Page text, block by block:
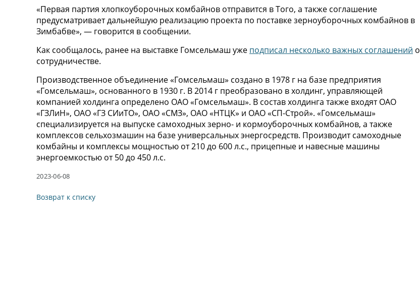
«Первая партия хлопкоуборочных комбайнов отправится в Того, а также соглашение
предусматривает дальнейшую реализацию проекта по поставке зерноуборочных комбайнов в
Зимбабве», — говорится в сообщении.
Как сообщалось, ранее на выставке Гомсельмаш уже подписал несколько важных соглашений о
сотрудничестве.
Производственное объединение «Гомсельмаш» создано в 1978 г на базе предприятия
«Гомсельмаш», основанного в 1930 г. В 2014 г преобразовано в холдинг, управляющей
компанией холдинга определено ОАО «Гомсельмаш». В состав холдинга также входят ОАО
«ГЗЛиН», ОАО «ГЗ СИиТО», ОАО «СМЗ», ОАО «НТЦК» и ОАО «СП-Строй». «Гомсельмаш»
специализируется на выпуске самоходных зерно- и кормоуборочных комбайнов, а также
комплексов сельхозмашин на базе универсальных энергосредств. Производит самоходные
комбайны и комплексы мощностью от 210 до 600 л.с., прицепные и навесные машины
энергоемкостью от 50 до 450 л.с.
2023-06-08
Возврат к списку